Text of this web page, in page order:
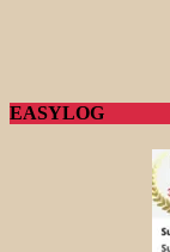
EASYLOG